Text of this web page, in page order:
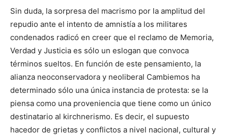
Sin duda, la sorpresa del macrismo por la amplitud del
repudio ante el intento de amnistía a los militares
condenados radicó en creer que el reclamo de Memoria,
Verdad y Justicia es sólo un eslogan que convoca
términos sueltos. En función de este pensamiento, la
alianza neoconservadora y neoliberal Cambiemos ha
determinado sólo una única instancia de protesta: se la
piensa como una proveniencia que tiene como un único
destinatario al kirchnerismo. Es decir, el supuesto
hacedor de grietas y conflictos a nivel nacional, cultural y